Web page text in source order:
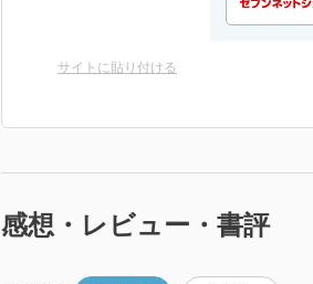
サイトに貼り付ける
感想・レビュー・書評